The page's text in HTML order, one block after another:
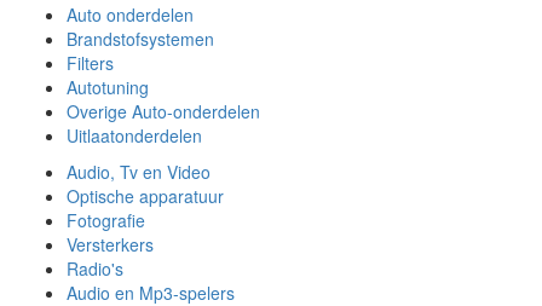
Auto onderdelen
Brandstofsystemen
Filters
Autotuning
Overige Auto-onderdelen
Uitlaatonderdelen
Audio, Tv en Video
Optische apparatuur
Fotografie
Versterkers
Radio's
Audio en Mp3-spelers